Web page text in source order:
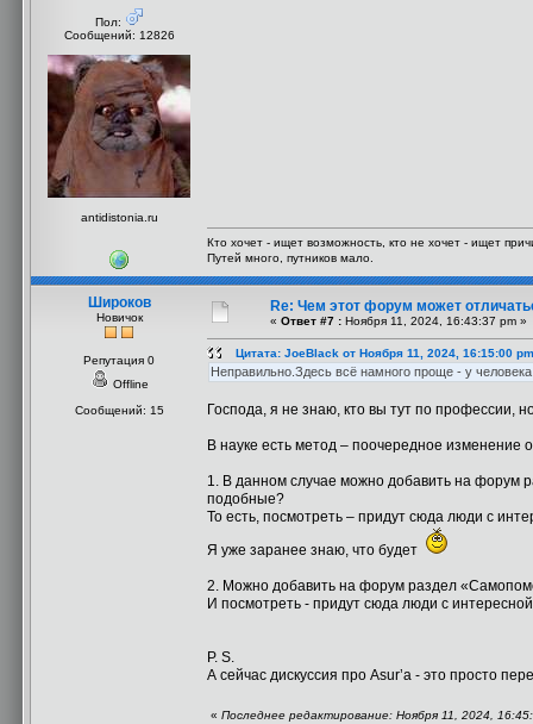
Пол:
Сообщений: 12826
antidistonia.ru
Кто хочет - ищет возможность, кто не хочет - ищет
Путей много, путников мало.
Широков
Новичок
Репутация 0
Offline
Сообщений: 15
Re: Чем этот форум может
« Ответ #7 : Ноября 11, 2024, 16:43:37 pm »
Цитата: JoeBlack от Ноября 11, 2024, 16:15:00 pm
Неправильно.Здесь всё намного проще - у
Господа, я не знаю, кто вы тут по профессии,
В науке есть метод – поочередное изменение
1. В данном случае можно добавить на форум
подобные?
То есть, посмотреть – придут сюда люди с
Я уже заранее знаю, что будет
2. Можно добавить на форум раздел
И посмотреть - придут сюда люди с
P. S.
А сейчас дискуссия про Asur’а - это просто
« Последнее редактирование: Ноября 11, 2024,